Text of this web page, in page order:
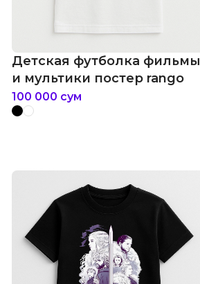
Детская футболка фильмы
и мультики постер rango
100 000 сум